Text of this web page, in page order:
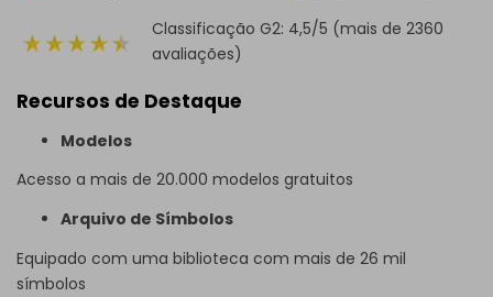
Classificação G2: 4,5/5 (mais de 2360
avaliações)
Recursos de Destaque
Modelos
Acesso a mais de 20.000 modelos gratuitos
Arquivo de Símbolos
Equipado com uma biblioteca com mais de 26 mil
símbolos